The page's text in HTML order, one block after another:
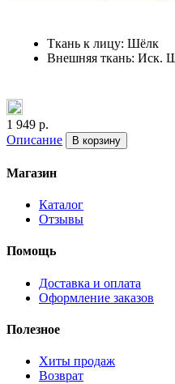
Ткань к лицу: Шёлк
Внешняя ткань: Иск.
1 949 р.
Описание
В корзину
Магазин
Каталог
Отзывы
Помощь
Доставка и оплата
Оформление заказов
Полезное
Хиты продаж
Возврат